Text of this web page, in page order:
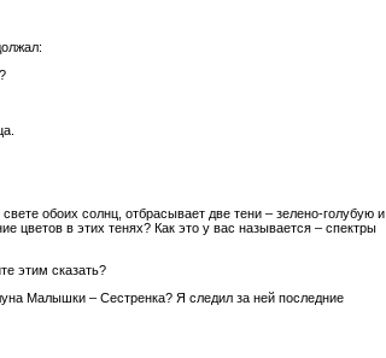
обоих солнц, отбрасывает две тени – зелено-голубую и
цветов в этих тенях? Как это у вас называется – спектры
этим сказать?
Малышки – Сестренка? Я следил за ней последние